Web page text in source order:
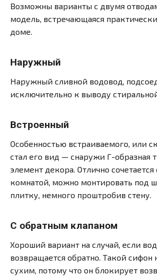
Возможны варианты с двумя
модель, встречающаяся
доме.
Наружный
Наружный сливной водовод,
исключительно к выводу
Встроенный
Особенностью встраиваемого, или
стал его вид — снаружи Г-образная
элемент декора. Отлично сочетается
комнатой, можно монтировать под
плитку, немного проштробив стену.
С обратным клапаном
Хороший вариант на случай, если
возвращается обратно. Такой сифон
сухим, потому что он блокирует